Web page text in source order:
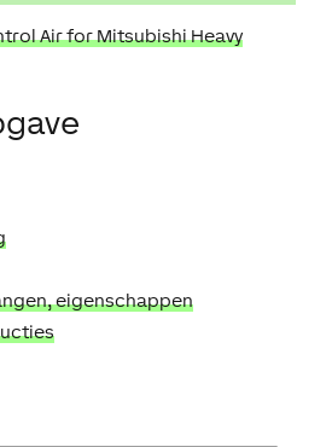
Air for Mitsubishi Heavy
eigenschappen